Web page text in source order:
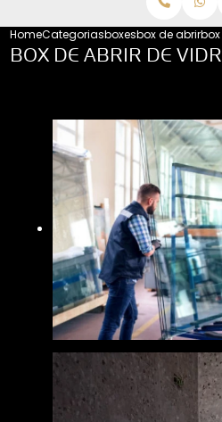
HomeCategoriasboxesbox de abrir
BOX DE ABRIR DE